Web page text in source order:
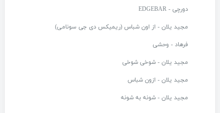
دورچی - EDGEBAR
مجید یلان - از اون شباس (ریمیکس دی جی سونامی)
فرهاد - وحشی
مجید یلان - شوخی شوخی
مجید یلان - ازون شباس
مجید یلان - شونه به شونه